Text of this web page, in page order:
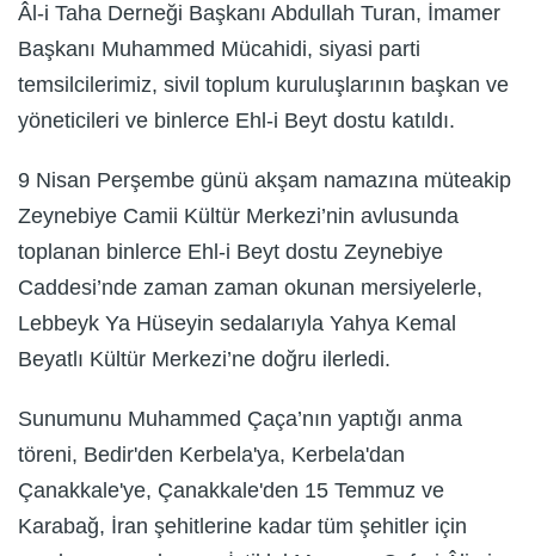
Âl-i Taha Derneği Başkanı Abdullah Turan, İmamer
Başkanı Muhammed Mücahidi, siyasi parti
temsilcilerimiz, sivil toplum kuruluşlarının başkan ve
yöneticileri ve binlerce Ehl-i Beyt dostu katıldı.
9 Nisan Perşembe günü akşam namazına müteakip
Zeynebiye Camii Kültür Merkezi’nin avlusunda
toplanan binlerce Ehl-i Beyt dostu Zeynebiye
Caddesi’nde zaman zaman okunan mersiyelerle,
Lebbeyk Ya Hüseyin sedalarıyla Yahya Kemal
Beyatlı Kültür Merkezi’ne doğru ilerledi.
Sunumunu Muhammed Çaça’nın yaptığı anma
töreni, Bedir'den Kerbela'ya, Kerbela'dan
Çanakkale'ye, Çanakkale'den 15 Temmuz ve
Karabağ, İran şehitlerine kadar tüm şehitler için